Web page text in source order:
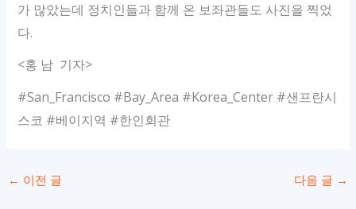
가 많았는데 정치인들과 함께 온 보좌관들도 사진을 찍었
다.
<홍 남 기자>
#San_Francisco #Bay_Area #Korea_Center #샌프란시
스코 #베이지역 #한인회관
← 이전 글 다음 글 →